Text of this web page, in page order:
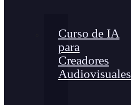
Curso de IA
para
Creadores
Audiovisuales